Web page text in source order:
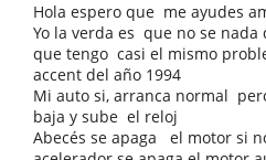
Hola espero que me ayudes
Yo la verda es que no se
que tengo casi el mismo
accent del año 1994
Mi auto si, arranca normal
baja y sube el reloj
Abecés se apaga el motor si